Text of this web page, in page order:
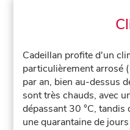
Cadeillan profite d'un
particulièrement arrosé
par an, bien au-dessus
sont très chauds, avec
dépassant 30 °C,
une quarantaine de